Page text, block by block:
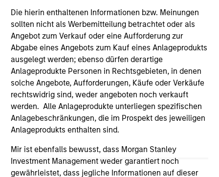
Die hierin enthaltenen Informationen bzw. Meinungen
sollten nicht als Werbemitteilung betrachtet oder als
Angebot zum Verkauf oder eine Aufforderung zur
Abgabe eines Angebots zum Kauf eines Anlageprodukts
ausgelegt werden; ebenso dürfen derartige
Anlageprodukte Personen in Rechtsgebieten, in denen
solche Angebote, Aufforderungen, Käufe oder Verkäufe
rechtswidrig sind, weder angeboten noch verkauft
werden. Alle Anlageprodukte unterliegen spezifischen
Anlagebeschränkungen, die im Prospekt des jeweiligen
Anlageprodukts enthalten sind.
Mir ist ebenfalls bewusst, dass Morgan Stanley
Investment Management weder garantiert noch
gewährleistet, dass jegliche Informationen auf dieser
not and does not imply any endorsement, approval,
investigation, verification or monitoring by us of any
information contained in any hyperlinked site. In no event
shall we be responsible for the information contained on
the site or your use of such site.